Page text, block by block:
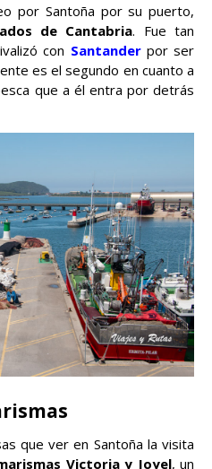
por Santoña por su puerto,
de Cantabria. Fue tan
con Santanderpor ser
es el segundo en cuanto a
que a él entra por detrás
que ver en Santoña la visita
Victoria y Joyel, un